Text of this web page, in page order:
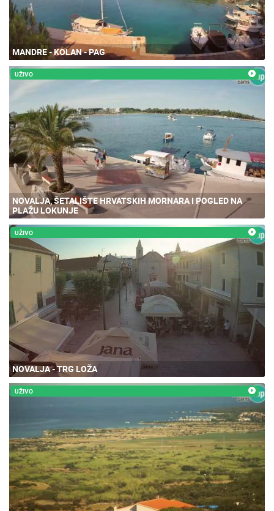
MANDRE - KOLAN - PAG
UŽIVO
NOVALJA, ŠETALIŠTE HRVATSKIH MORNARA I POGLED NA
PLAŽU LOKUNJE
UŽIVO
NOVALJA - TRG LOŽA
UŽIVO